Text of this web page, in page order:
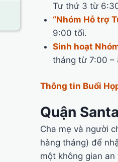
Tư thứ 3 từ
“Nhóm Hỗ trợ
9:00 tối.
Sinh hoạt
tháng từ 7:00 –
Thông tin Buổi
Quận
Cha mẹ và người
hàng tháng) để
một không gian